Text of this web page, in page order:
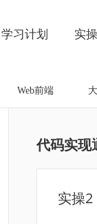
学习计划 实操
Web前端
代码实现
实操